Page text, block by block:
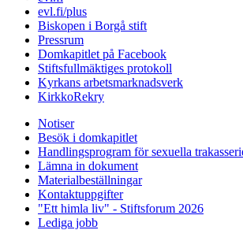
evl.fi/plus
Biskopen i Borgå stift
Pressrum
Domkapitlet på Facebook
Stiftsfullmäktiges protokoll
Kyrkans arbetsmarknadsverk
KirkkoRekry
Notiser
Besök i domkapitlet
Handlingsprogram för sexuella
Lämna in dokument
Materialbeställningar
Kontaktuppgifter
"Ett himla liv" - Stiftsforum 2026
Lediga jobb